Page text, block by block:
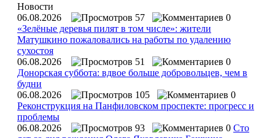
Новости
06.08.2026
57
0
«Зелёные деревья пилят в том числе»: жители
Матушкино пожаловались на работы по удалению
сухостоя
06.08.2026
51
0
Донорская суббота: вдвое больше добровольцев, чем в
будни
06.08.2026
105
0
Реконструкция на Панфиловском проспекте: прогресс и
проблемы
06.08.2026
93 0 Сто